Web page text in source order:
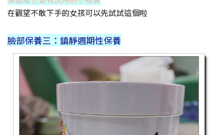
在觀望不敢下手的女孩可以先試試這個啦
臉部保養三：鎮靜週期性保養